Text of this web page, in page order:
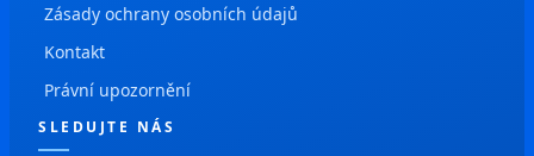
Zásady ochrany osobních údajů
Kontakt
Právní upozornění
SLEDUJTE NÁS